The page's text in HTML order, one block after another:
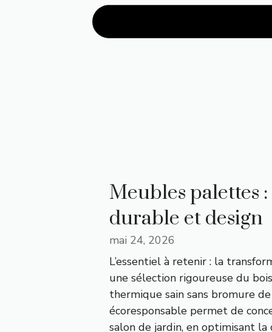
Meubles palettes
durable et design
mai 24, 2026
L’essentiel à retenir : la
une sélection rigoureuse du
thermique sain sans bromure
écoresponsable permet de
salon de jardin, en optimisant